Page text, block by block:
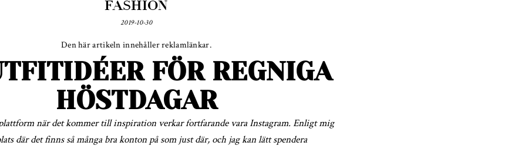
FASHION
2019-10-30
Den här artikeln innehåller reklamlänkar.
FÖR REGNIGA
HÖSTDAGAR
när det kommer till inspiration verkar fortfarande vara Instagram. Enligt mig
där det finns så många bra konton på som just där, och jag kan lätt spendera